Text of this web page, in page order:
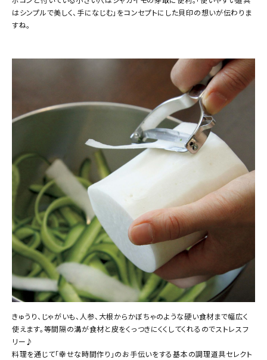
はシンプルで美しく、手になじむ」をコンセプトにした貝印の想いが伝わりま
すね。
きゅうり、じゃがいも、人参、大根からかぼちゃのような硬い食材まで幅広く
使えます。等間隔の溝が食材と皮をくっつきにくくしてくれるのでストレスフ
リー♪
料理を通じて「幸せな時間作り」のお手伝いをする基本の調理道具セレクト